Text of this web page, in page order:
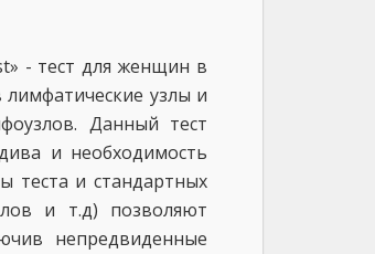
- тест для женщин в
узлы и
Данный тест
и необходимость
теста и стандартных
и т.д) позволяют
непредвиденные